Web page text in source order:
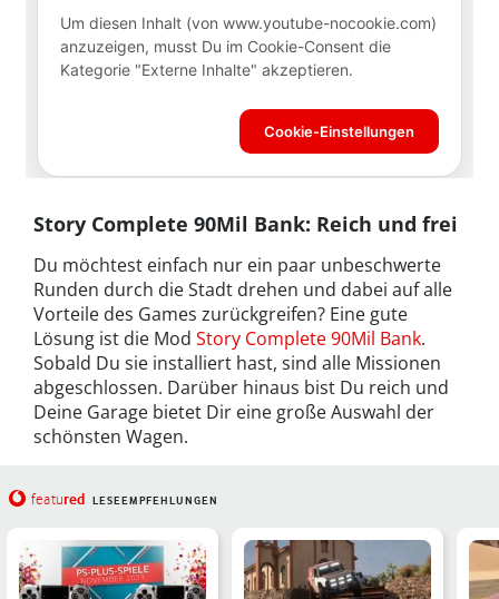
Story Complete 90Mil Bank: Reich und frei
Du möchtest einfach nur ein paar unbeschwerte
Runden durch die Stadt drehen und dabei auf alle
Vorteile des Games zurückgreifen? Eine gute
Lösung ist die Mod Story Complete 90Mil Bank.
Sobald Du sie installiert hast, sind alle Missionen
abgeschlossen. Darüber hinaus bist Du reich und
Deine Garage bietet Dir eine große Auswahl der
schönsten Wagen.
featured LESEEMPFEHLUNGEN